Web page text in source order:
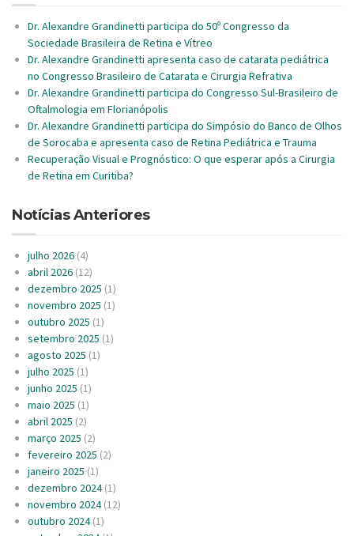
Dr. Alexandre Grandinetti participa do 50º Congresso da
Sociedade Brasileira de Retina e Vítreo
Dr. Alexandre Grandinetti apresenta caso de catarata pediátrica
no Congresso Brasileiro de Catarata e Cirurgia Refrativa
Dr. Alexandre Grandinetti participa do Congresso Sul-Brasileiro de
Oftalmologia em Florianópolis
Dr. Alexandre Grandinetti participa do Simpósio do Banco de Olhos
de Sorocaba e apresenta caso de Retina Pediátrica e Trauma
Recuperação Visual e Prognóstico: O que esperar após a Cirurgia
de Retina em Curitiba?
Notícias Anteriores
julho 2026 (4)
abril 2026 (12)
dezembro 2025 (1)
novembro 2025 (1)
outubro 2025 (1)
setembro 2025 (1)
agosto 2025 (1)
julho 2025 (1)
junho 2025 (1)
maio 2025 (1)
abril 2025 (2)
março 2025 (2)
fevereiro 2025 (2)
janeiro 2025 (1)
dezembro 2024(1)
novembro 2024(12)
outubro 2024(1)